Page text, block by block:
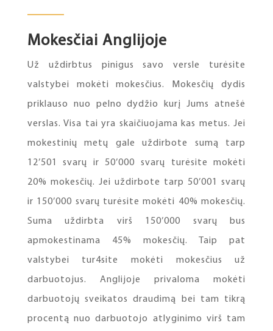
Mokesčiai Anglijoje
Už uždirbtus pinigus savo versle turėsite
valstybei mokėti mokesčius. Mokesčių dydis
priklauso nuo pelno dydžio kurį Jums atnešė
verslas. Visa tai yra skaičiuojama kas metus. Jei
mokestinių metų gale uždirbote sumą tarp
12’501 svarų ir 50’000 svarų turėsite mokėti
20% mokesčių. Jei uždirbote tarp 50’001 svarų
ir 150’000 svarų turėsite mokėti 40% mokesčių.
Suma uždirbta virš 150’000 svarų bus
apmokestinama 45% mokesčių. Taip pat
valstybei tur4site mokėti mokesčius už
darbuotojus. Anglijoje privaloma mokėti
darbuotojų sveikatos draudimą bei tam tikrą
procentą nuo darbuotojo atlyginimo virš tam